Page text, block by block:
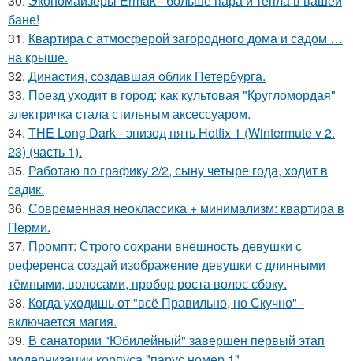
бане!
31. Квартира с атмосферой загородного дома и садом …
на крыше.
32. Династия, создавшая облик Петербурга.
33. Поезд уходит в город: как культовая "Кругломордая"
электричка стала стильным аксессуаром.
34. THE Long Dark - эпизод пять Hotfix 1 (Wintermute v 2.
23) (часть 1).
35. Работаю по графику 2/2, сыну четыре года, ходит в
садик.
36. Современная неоклассика + минимализм: квартира в
Перми.
37. Промпт: Строго сохрани внешность девушки с
референса создай изображение девушки с длинными
тёмными, волосами, пробор роста волос сбоку.
38. Когда уходишь от "всё Правильно, но Скучно" -
включается магия.
39. В санатории "Юбилейный" завершен первый этап